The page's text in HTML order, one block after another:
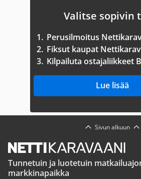
Valitse sopivin
1. Perusilmoitus
2. Fiksut kaupat
3. Kilpailuta ostajaliikkeet
Lue lisää
Sivun alkuun
Tunnetuin ja luotetuin
markkinapaikka